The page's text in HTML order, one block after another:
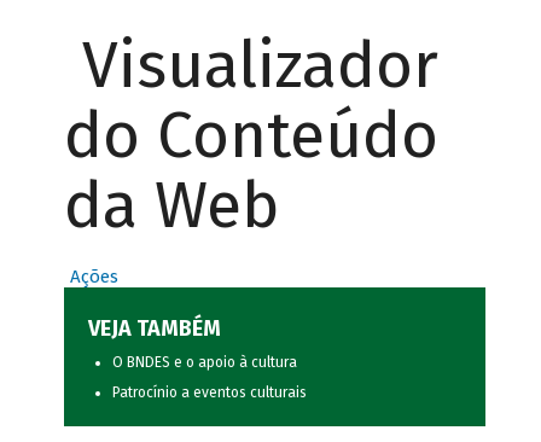
Visualizador
do Conteúdo
da Web
Ações
VEJA TAMBÉM
O BNDES e o apoio à cultura
Patrocínio a eventos culturais